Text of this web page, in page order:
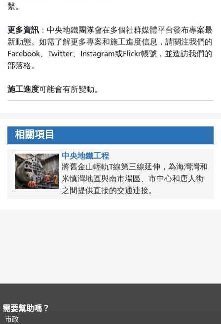
繫。
更多資訊 ：中央地鐵團隊會在多個社群媒體平台發布專案最
新動態。如需了解更多專案和施工進度信息，請關注我們的
Facebook、Twitter、Instagram或Flickr帳號，並造訪我們的
部落格。
施工進度可能會有所變動。
相關項目
中央地鐵工程
將舊金山輕軌T線第三線延伸，為海灣灣和
米慎灣地區與南市場區、市中心和唐人街
之間提供直接的交通連接。
頁面內容結束。
都會重複顯示。
需要幫助嗎？
市政